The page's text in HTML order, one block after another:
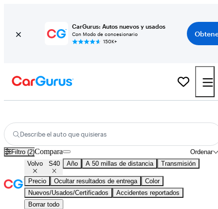
CarGurus: Autos nuevos y usados
Con Modo de concesionario
150K+
Describe el auto que quisieras
Filtro (2) Ordenar
Compara
Volvo S40 Año A 50 millas de distancia Transmisión
Precio Ocultar resultados de entrega
Color
Nuevos/Usados/Certificados
Accidentes reportados
Borrar todo